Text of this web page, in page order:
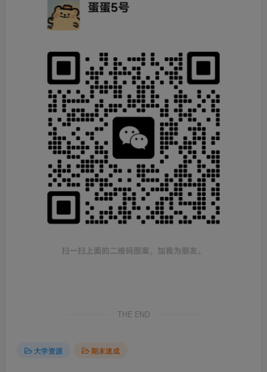
THE END
大学资源 期末速成